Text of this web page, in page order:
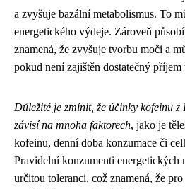
a zvyšuje bazální metabolismus. To
energetického výdeje. Zároveň
znamená, že zvyšuje tvorbu moči a
pokud není zajištěn dostatečný příjem
Důležité je zmínit, že účinky kofeinu
závisí na mnoha faktorech, jako je
kofeinu, denní doba konzumace či
Pravidelní konzumenti energetických
určitou toleranci, což znamená, že